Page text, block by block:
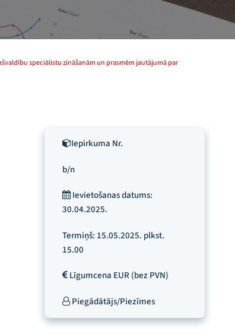
speciālistu zināšanām un prasmēm jautājumā par
Iepirkuma Nr.
b/n
Ievietošanas datums:
30.04.2025.
Termiņš: 15.05.2025. plkst.
15.00
Līgumcena EUR (bez PVN)
Piegādātājs/Piezīmes